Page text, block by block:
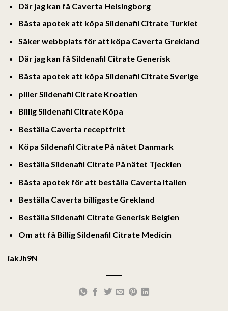
Där jag kan få Caverta Helsingborg
Bästa apotek att köpa Sildenafil Citrate Turkiet
Säker webbplats för att köpa Caverta Grekland
Där jag kan få Sildenafil Citrate Generisk
Bästa apotek att köpa Sildenafil Citrate Sverige
piller Sildenafil Citrate Kroatien
Billig Sildenafil Citrate Köpa
Beställa Caverta receptfritt
Köpa Sildenafil Citrate På nätet Danmark
Beställa Sildenafil Citrate På nätet Tjeckien
Bästa apotek för att beställa Caverta Italien
Beställa Caverta billigaste Grekland
Beställa Sildenafil Citrate Generisk Belgien
Om att få Billig Sildenafil Citrate Medicin
iakJh9N